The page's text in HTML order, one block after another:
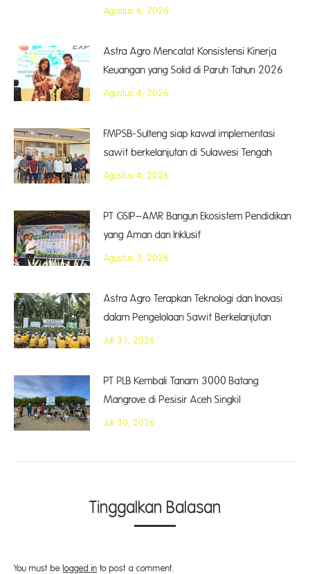
Agustus 6, 2026
Astra Agro Mencatat Konsistensi Kinerja
Keuangan yang Solid di Paruh Tahun 2026
Agustus 4, 2026
FMPSB-Sulteng siap kawal implementasi
sawit berkelanjutan di Sulawesi Tengah
Agustus 4, 2026
PT GSIP–AMR Bangun Ekosistem Pendidikan
yang Aman dan Inklusif
Agustus 3, 2026
Astra Agro Terapkan Teknologi dan Inovasi
dalam Pengelolaan Sawit Berkelanjutan
Juli 31, 2026
PT PLB Kembali Tanam 3000 Batang
Mangrove di Pesisir Aceh Singkil
Juli 30, 2026
Tinggalkan Balasan
You must be logged in to post a comment.